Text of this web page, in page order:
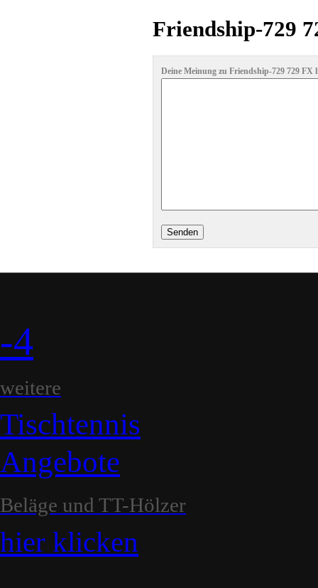
Friendship-729
Deine Meinung zu Friendship-729 729
-4
weitere
Tischtennis
Angebote
Beläge und TT-Hölzer
hier klicken